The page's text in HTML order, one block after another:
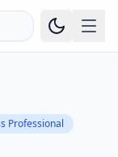
Professional